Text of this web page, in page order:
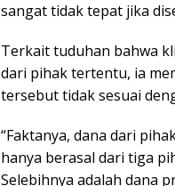
sangat tidak tepat jika
Terkait tuduhan bahwa
dari pihak tertentu, ia
tersebut tidak sesuai
“Faktanya, dana dari
hanya berasal dari tiga
Selebihnya adalah dana